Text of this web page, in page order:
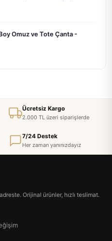
Omuz ve Tote Çanta -
Ücretsiz Kargo
2.000 TL üzeri siparişlerde
7/24 Destek
Her zaman yanınızdayız
Orijinal ürünler, hızlı teslimat.